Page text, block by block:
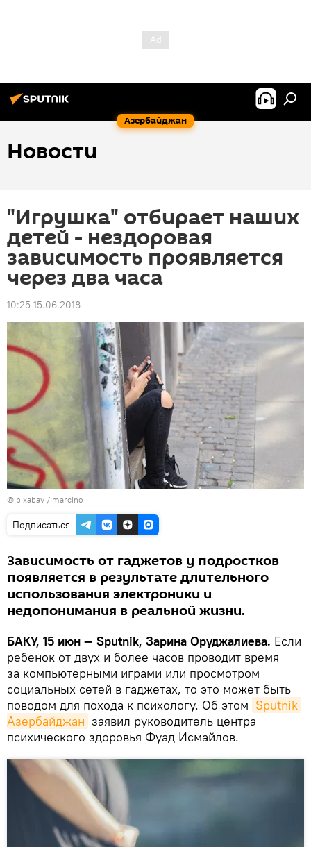
Азербайджан
Новости
"Игрушка" отбирает наших
детей - нездоровая
зависимость проявляется
через два часа
10:25 15.06.2018
© pixabay / marcino
Подписаться
Зависимость от гаджетов у подростков
появляется в результате длительного
использования электроники и
недопонимания в реальной жизни.
БАКУ, 15 июн — Sputnik, Зарина Оруджалиева. Если
ребенок от двух и более часов проводит время
за компьютерными играми или просмотром
социальных сетей в гаджетах, то это может быть
поводом для похода к психологу. Об этом Sputnik
Азербайджан заявил руководитель центра
психического здоровья Фуад Исмайлов.